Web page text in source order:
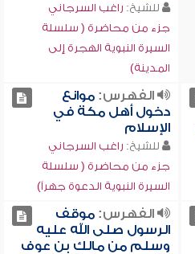
للشيخ: راغب السرجاني
جزء من محاضرة ( سلسلة
السيرة النبوية الهجرة إلى
المدينة)
الفهرس:موانع
دخول أهل مكة في
الإسلام
للشيخ: راغب السرجاني
جزء من محاضرة ( سلسلة
السيرة النبوية الدعوة جهراً)
الفهرس:موقف
الرسول صلى الله عليه
وسلم من مالك بن عوف